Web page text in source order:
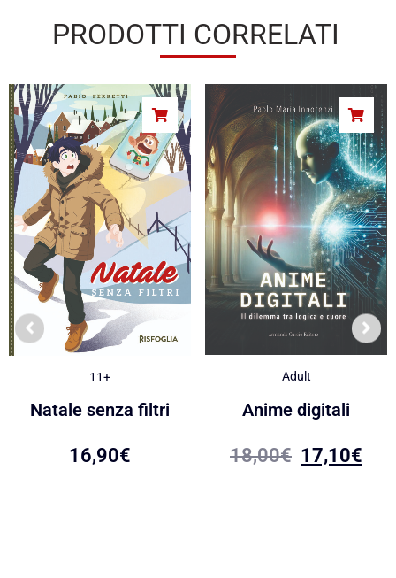
PRODOTTI CORRELATI
11+
Natale senza filtri
16,90€
Adult
Anime digitali
18,00€ 17,10€